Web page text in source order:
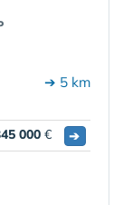
➔ 5 km
000 € ➔